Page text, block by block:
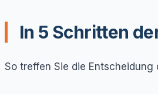
In 5 Schritten
So treffen Sie die Entscheidung